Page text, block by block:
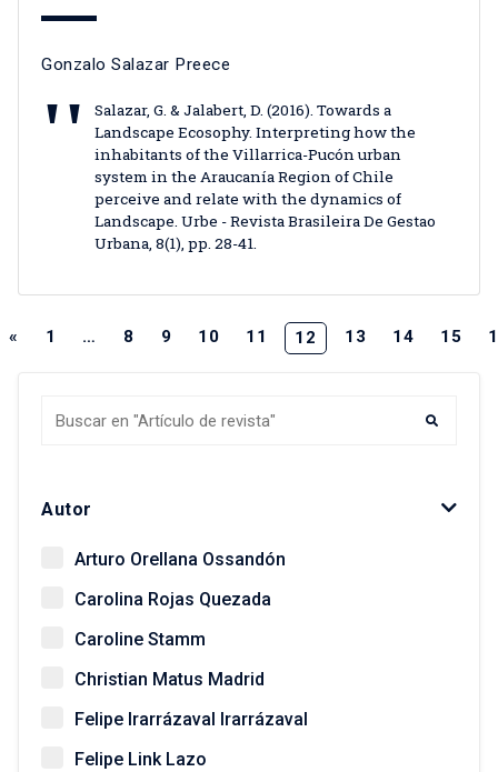
Autor
Arturo Orellana Ossandón
Carolina Rojas Quezada
Caroline Stamm
Christian Matus Madrid
Felipe Irarrázaval Irarrázaval
Felipe Link Lazo
Gonzalo Salazar Preece
Salazar, G. & Jalabert, D. (2016). Towards a
Landscape Ecosophy. Interpreting how the
inhabitants of the Villarrica-Pucón urban
system in the Araucanía Region of Chile
perceive and relate with the dynamics of
Landscape. Urbe - Revista Brasileira De Gestao
Urbana, 8(1), pp. 28-41.
« 1 … 8 9 10 11 12 13 14 15